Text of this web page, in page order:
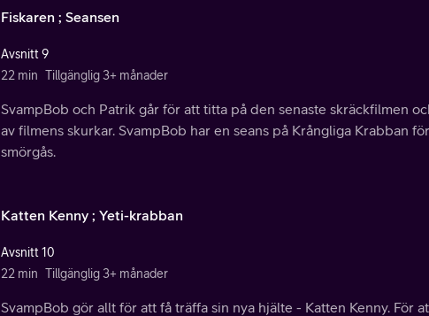
Fiskaren ; Seansen
Avsnitt 9
22 min Tillgänglig 3+ månader
SvampBob och Patrik går för att titta på den senaste skräckfilmen
av filmens skurkar. SvampBob har en seans på Krångliga Krabban
smörgås.
Katten Kenny ; Yeti-krabban
Avsnitt 10
22 min Tillgänglig 3+ månader
SvampBob gör allt för att få träffa sin nya hjälte - Katten Kenny. För